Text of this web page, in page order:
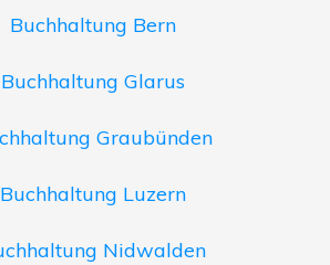
Buchhaltung Bern
Buchhaltung Glarus
Graubünden
Buchhaltung Luzern
Nidwalden